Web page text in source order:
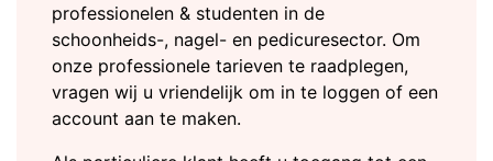
professionelen & studenten in de
schoonheids-, nagel- en pedicuresector. Om
onze professionele tarieven te raadplegen,
vragen wij u vriendelijk om in te loggen of een
account aan te maken.